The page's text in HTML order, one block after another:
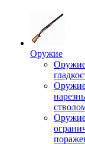
Оружие